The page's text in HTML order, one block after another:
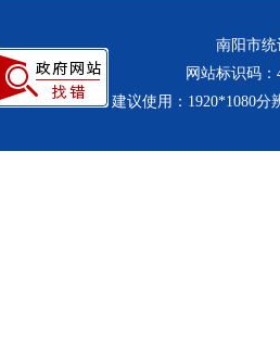
南阳市统
网站标识码：
建议使用：1920*1080